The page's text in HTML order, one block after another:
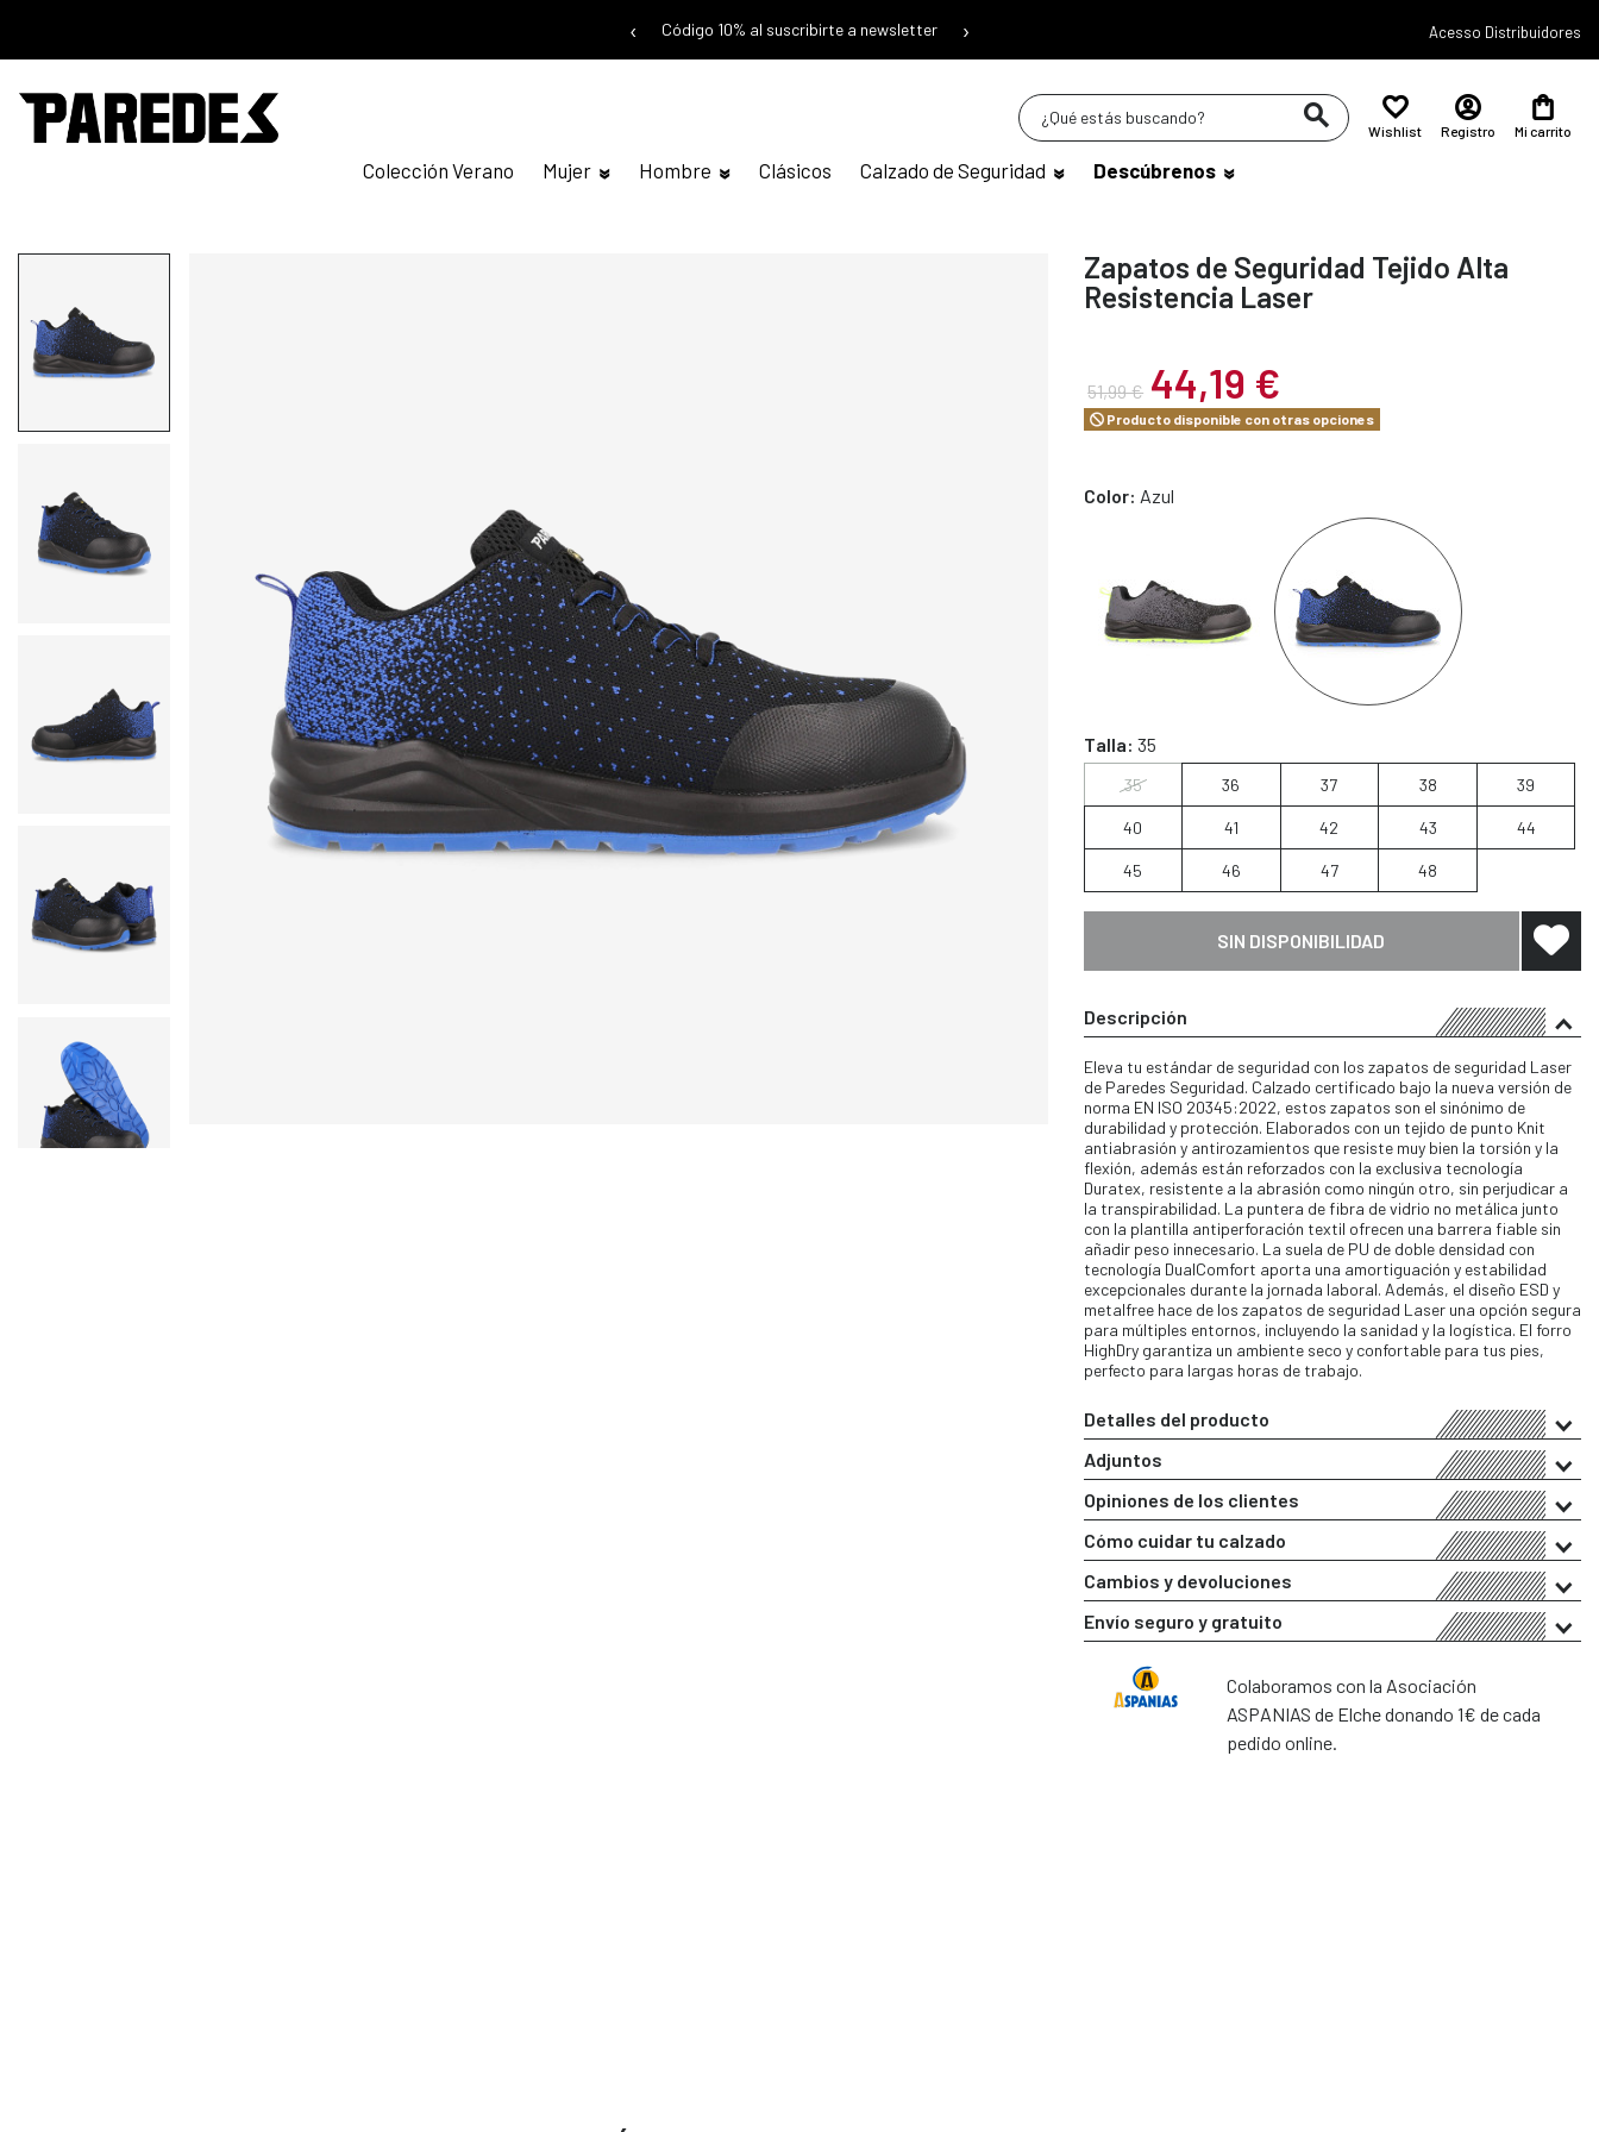
‹ Código 10% al suscribirte a newsletter › Acesso Distribuidores
Colección Verano Mujer Hombre Clásicos Calzado de Seguridad Descúbrenos
Wishlist Registro Mi carrito
Zapatos de Seguridad Tejido Alta
Resistencia Laser
51,99 € 44,19 €
Producto disponible con otras opciones
Color: Azul
Talla: 35
35 36 37 38 39
40 41 42 43 44
45 46 47 48
SIN DISPONIBILIDAD
Descripción
Eleva tu estándar de seguridad con los zapatos de seguridad Laser
de Paredes Seguridad. Calzado certificado bajo la nueva versión de
norma EN ISO 20345:2022, estos zapatos son el sinónimo de
durabilidad y protección. Elaborados con un tejido de punto Knit
antiabrasión y antirozamientos que resiste muy bien la torsión y la
flexión, además están reforzados con la exclusiva tecnología
Duratex, resistente a la abrasión como ningún otro, sin perjudicar a
la transpirabilidad. La puntera de fibra de vidrio no metálica junto
con la plantilla antiperforación textil ofrecen una barrera fiable sin
añadir peso innecesario. La suela de PU de doble densidad con
tecnología DualComfort aporta una amortiguación y estabilidad
excepcionales durante la jornada laboral. Además, el diseño ESD y
metalfree hace de los zapatos de seguridad Laser una opción segura
para múltiples entornos, incluyendo la sanidad y la logística. El forro
HighDry garantiza un ambiente seco y confortable para tus pies,
perfecto para largas horas de trabajo.
Detalles del producto
Adjuntos
Opiniones de los clientes
Cómo cuidar tu calzado
Cambios y devoluciones
Envío seguro y gratuito
Colaboramos con la Asociación
ASPANIAS de Elche donando 1€ de cada
pedido online.